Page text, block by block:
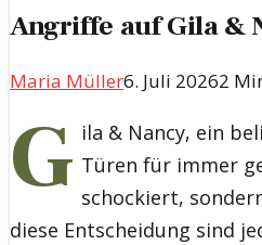
Angriffe auf Gila &
Maria Müller6. Juli 20262
G ila & Nancy, ein
Türen für immer
schockiert,
diese Entscheidung sind